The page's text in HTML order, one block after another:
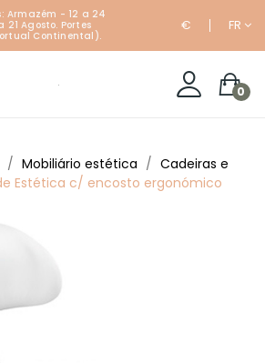
Armazém - 12 a 24
21 Agosto. Portes
Continental).
€ FR
0
Mobiliário estética
Cadeiras e
Estética c/ encosto ergonómico